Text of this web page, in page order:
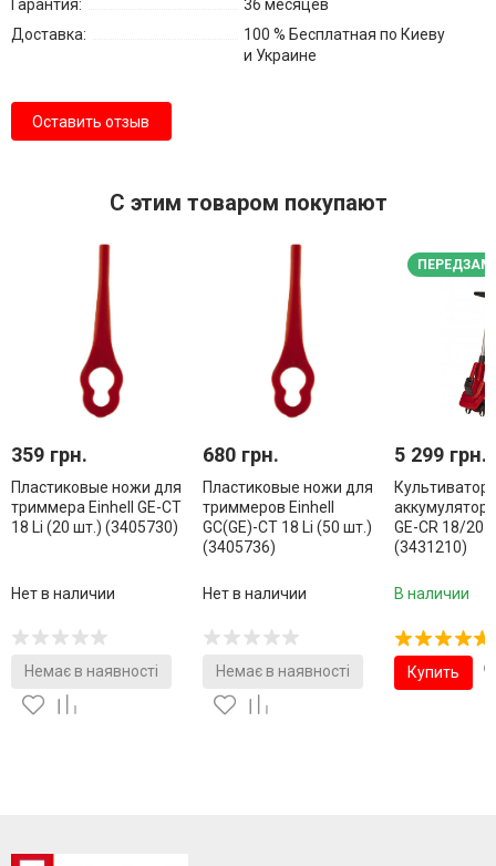
Гарантия:
36 месяцев
Доставка:
100 % Бесплатная по Киеву
и Украине
Оставить отзыв
С этим товаром покупают
359 грн.
Пластиковые ножи для
триммера Einhell GE-CT
18 Li (20 шт.) (3405730)
Нет в наличии
Немає в наявності
680 грн.
Пластиковые ножи для
триммеров Einhell
GC(GE)-CT 18 Li (50 шт.)
(3405736)
Нет в наличии
Немає в наявності
5 299 грн.
Культиватор
GE-CR 18/20
(3431210)
В наличии
Купить